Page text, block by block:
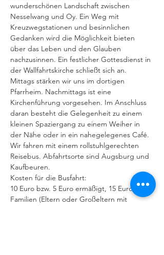
wunderschönen Landschaft zwischen
Nesselwang und Oy. Ein Weg mit
Kreuzwegstationen und besinnlichen
Gedanken wird die Möglichkeit bieten
über das Leben und den Glauben
nachzusinnen. Ein festlicher Gottesdienst in
der Wallfahrtskirche schließt sich an.
Mittags stärken wir uns im dortigen
Pfarrheim. Nachmittags ist eine
Kirchenführung vorgesehen. Im Anschluss
daran besteht die Gelegenheit zu einem
kleinen Spaziergang zu einem Weiher in
der Nähe oder in ein nahegelegenes Café.
Wir fahren mit einem rollstuhlgerechten
Reisebus. Abfahrtsorte sind Augsburg und
Kaufbeuren.
Kosten für die Busfahrt:
10 Euro bzw. 5 Euro ermäßigt, 15 Euro für
Familien (Eltern oder Großeltern mit